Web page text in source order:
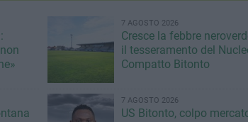
7 AGOSTO 2026
Cresce la febbre
il tesseramento del
Compatto Bitonto
7 AGOSTO 2026
US Bitonto, colpo